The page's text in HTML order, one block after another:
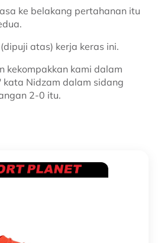
ke belakang pertahanan itu
atas) kerja keras ini.
kekompakkan kami dalam
kata Nidzam dalam sidang
2-0 itu.